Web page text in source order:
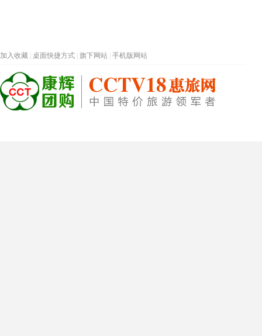
加入收藏 桌面快捷方式 旗下网站 手机版网站